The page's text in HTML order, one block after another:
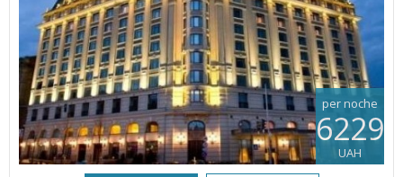
per noche
6229
UAH